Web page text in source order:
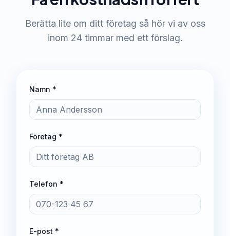
Berätta lite om ditt företag så hör vi av oss
inom 24 timmar med ett förslag.
Namn *
Företag *
Telefon *
E-post *